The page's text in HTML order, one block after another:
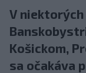
V
Košickom,
sa očakáva